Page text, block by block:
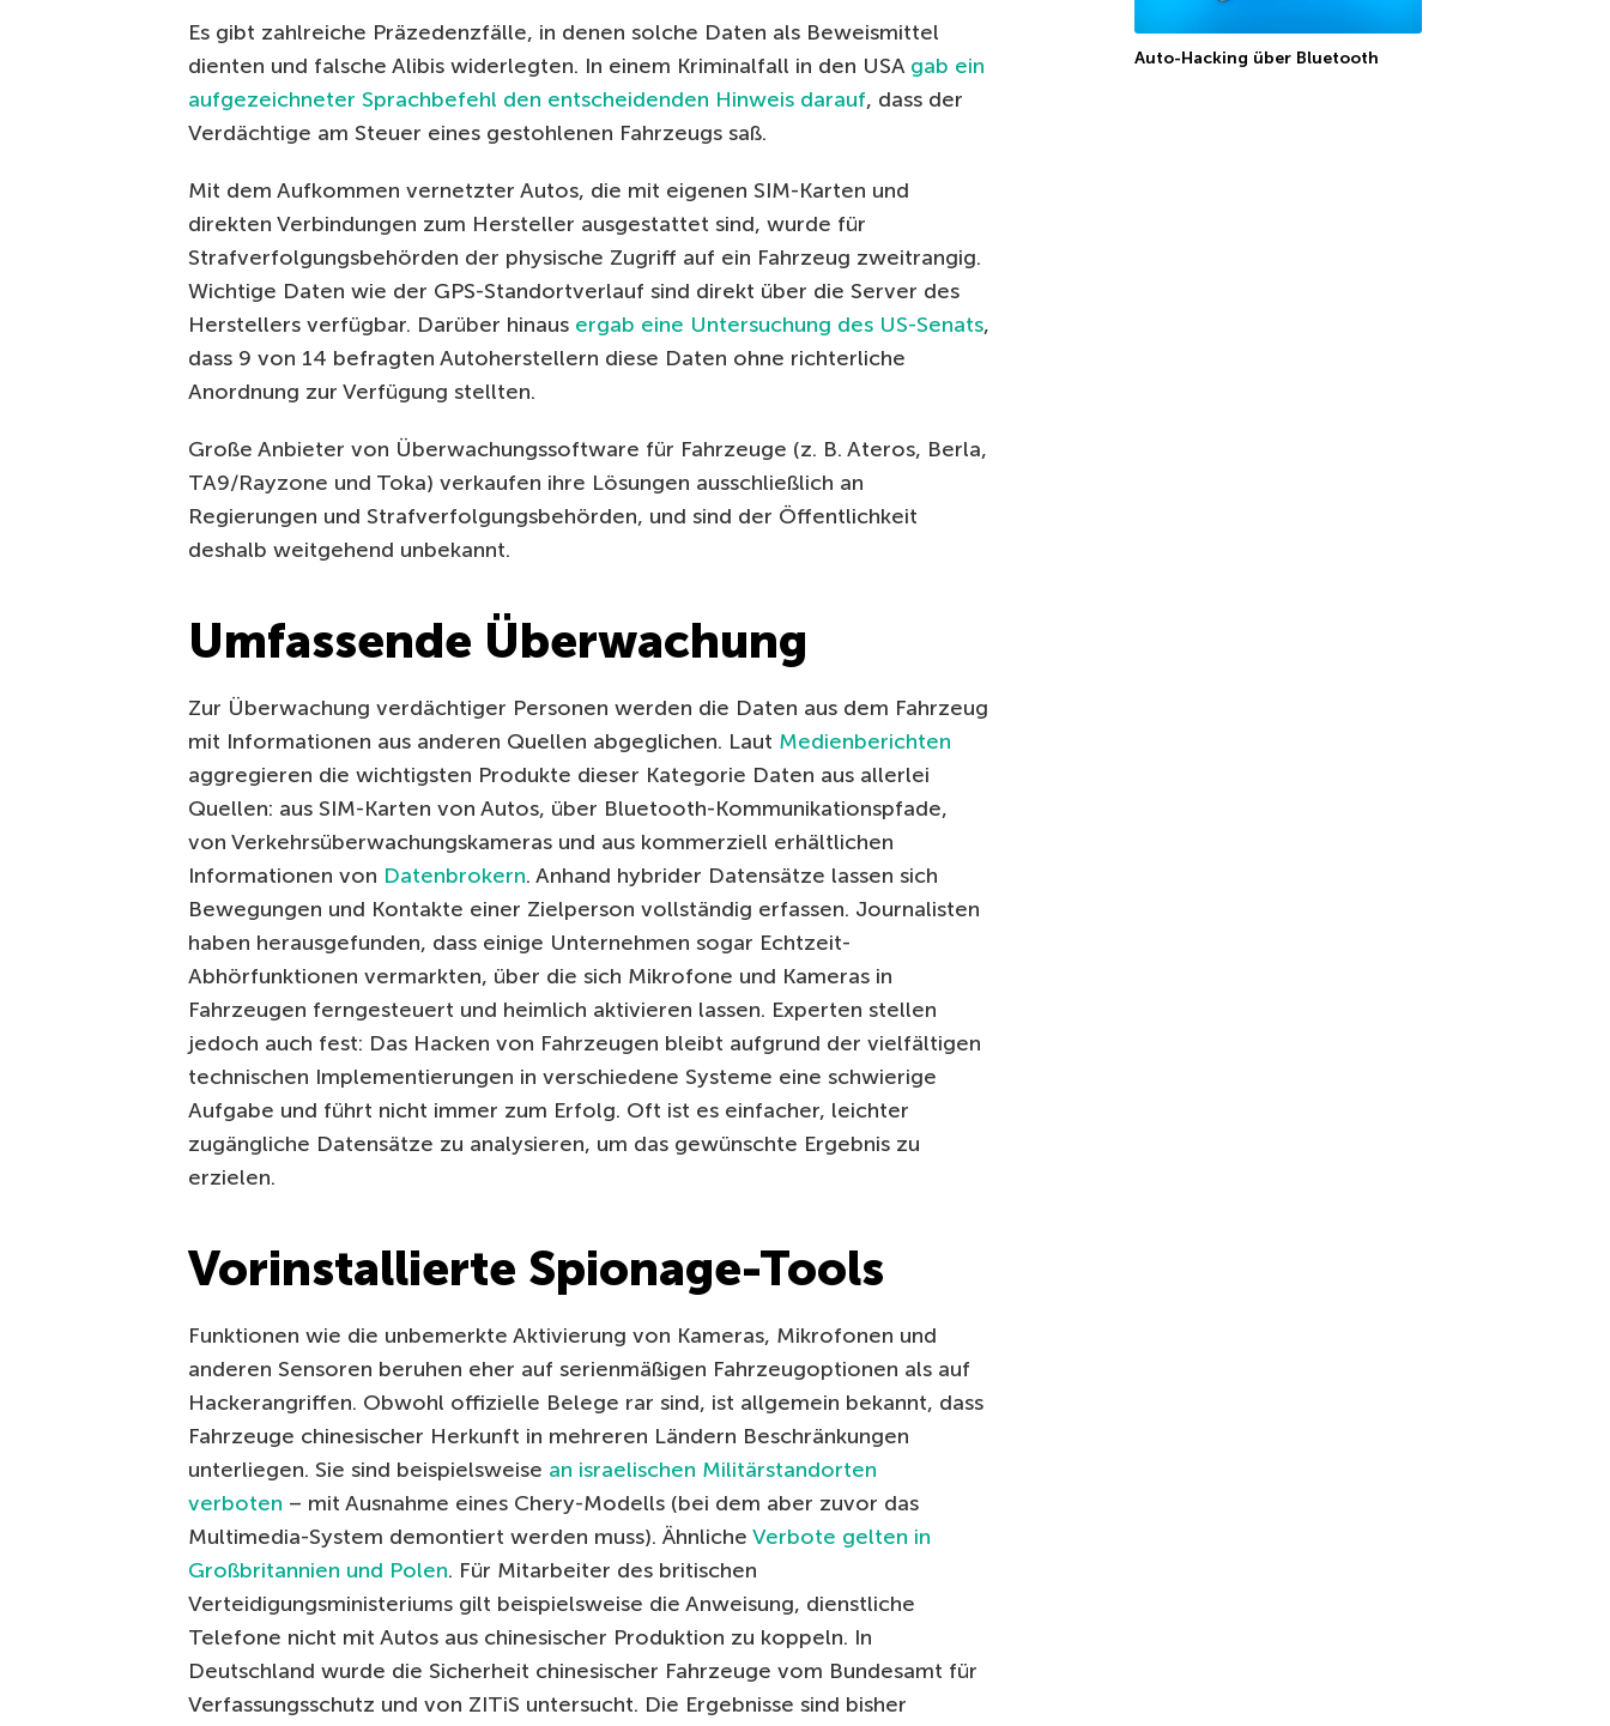
Es gibt zahlreiche Präzedenzfälle, in denen solche Daten als Beweismittel
dienten und falsche Alibis widerlegten. In einem Kriminalfall in den USA gab ein
aufgezeichneter Sprachbefehl den entscheidenden Hinweis darauf, dass der
Verdächtige am Steuer eines gestohlenen Fahrzeugs saß.
Mit dem Aufkommen vernetzter Autos, die mit eigenen SIM-Karten und
direkten Verbindungen zum Hersteller ausgestattet sind, wurde für
Strafverfolgungsbehörden der physische Zugriff auf ein Fahrzeug zweitrangig.
Wichtige Daten wie der GPS-Standortverlauf sind direkt über die Server des
Herstellers verfügbar. Darüber hinaus ergab eine Untersuchung des US-Senats,
dass 9 von 14 befragten Autoherstellern diese Daten ohne richterliche
Anordnung zur Verfügung stellten.
Große Anbieter von Überwachungssoftware für Fahrzeuge (z. B. Ateros, Berla,
TA9/Rayzone und Toka) verkaufen ihre Lösungen ausschließlich an
Regierungen und Strafverfolgungsbehörden, und sind der Öffentlichkeit
deshalb weitgehend unbekannt.
Umfassende Überwachung
Zur Überwachung verdächtiger Personen werden die Daten aus dem Fahrzeug
mit Informationen aus anderen Quellen abgeglichen. Laut Medienberichten
aggregieren die wichtigsten Produkte dieser Kategorie Daten aus allerlei
Quellen: aus SIM-Karten von Autos, über Bluetooth-Kommunikationspfade,
von Verkehrsüberwachungskameras und aus kommerziell erhältlichen
Informationen von Datenbrokern. Anhand hybrider Datensätze lassen sich
Bewegungen und Kontakte einer Zielperson vollständig erfassen. Journalisten
haben herausgefunden, dass einige Unternehmen sogar Echtzeit-
Abhörfunktionen vermarkten, über die sich Mikrofone und Kameras in
Fahrzeugen ferngesteuert und heimlich aktivieren lassen. Experten stellen
jedoch auch fest: Das Hacken von Fahrzeugen bleibt aufgrund der vielfältigen
technischen Implementierungen in verschiedene Systeme eine schwierige
Aufgabe und führt nicht immer zum Erfolg. Oft ist es einfacher, leichter
zugängliche Datensätze zu analysieren, um das gewünschte Ergebnis zu
erzielen.
Vorinstallierte Spionage-Tools
Funktionen wie die unbemerkte Aktivierung von Kameras, Mikrofonen und
anderen Sensoren beruhen eher auf serienmäßigen Fahrzeugoptionen als auf
Hackerangriffen. Obwohl offizielle Belege rar sind, ist allgemein bekannt, dass
Fahrzeuge chinesischer Herkunft in mehreren Ländern Beschränkungen
unterliegen. Sie sind beispielsweise an israelischen Militärstandorten
verboten – mit Ausnahme eines Chery-Modells (bei dem aber zuvor das
Multimedia-System demontiert werden muss). Ähnliche Verbote gelten in
Großbritannien und Polen. Für Mitarbeiter des britischen
Verteidigungsministeriums gilt beispielsweise die Anweisung, dienstliche
Telefone nicht mit Autos aus chinesischer Produktion zu koppeln. In
Deutschland wurde die Sicherheit chinesischer Fahrzeuge vom Bundesamt für
Verfassungsschutz und von ZITiS untersucht. Die Ergebnisse sind bisher
Auto-Hacking über Bluetooth